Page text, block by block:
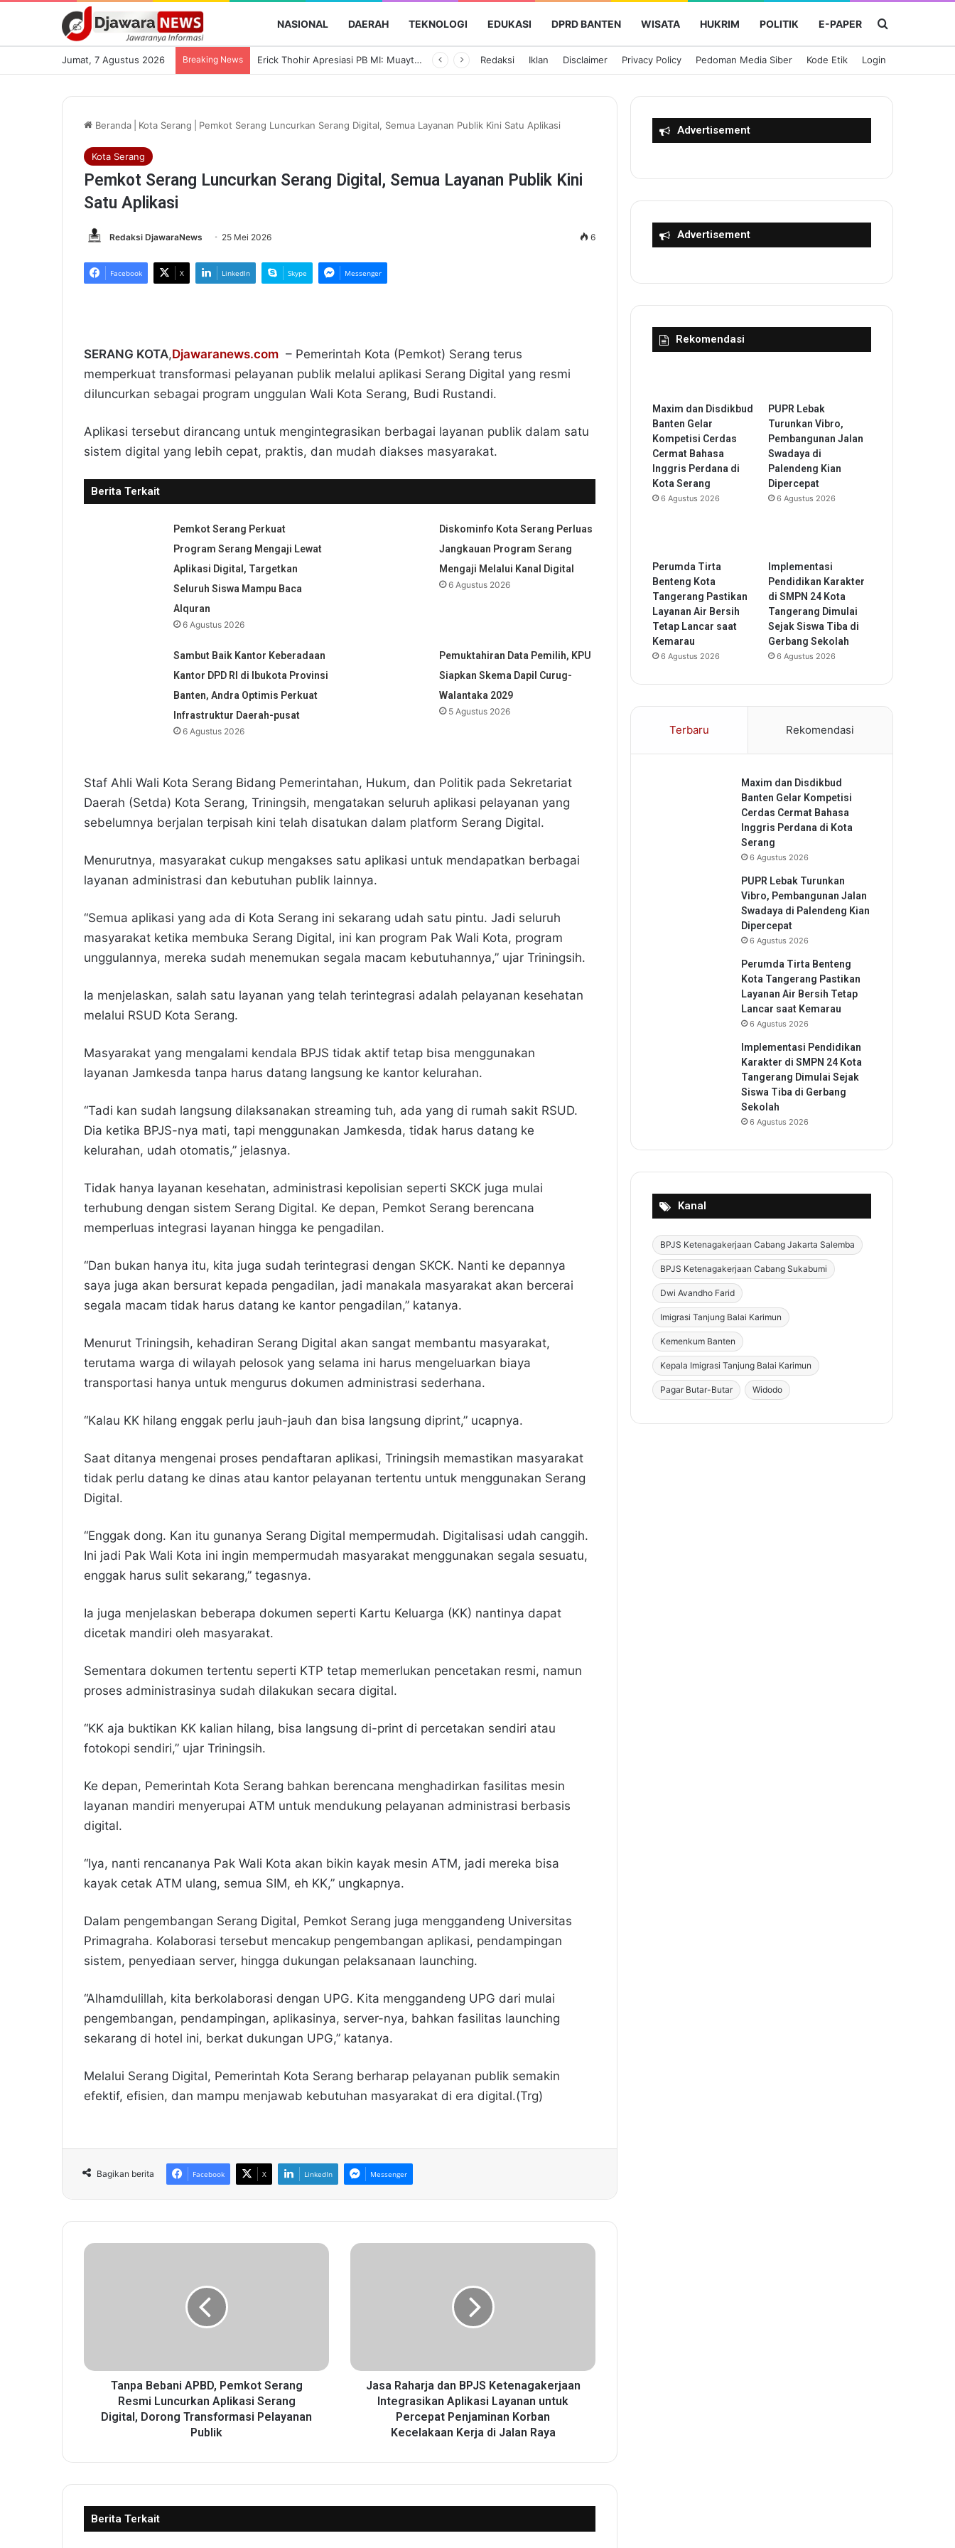
NASIONAL DAERAH TEKNOLOGI EDUKASI DPRD BANTEN WISATA HUKRIM POLITIK E-PAPER Cari Berita
Jumat, 7 Agustus 2026 Breaking News Erick Thohir Apresiasi PB MI: Muaythai Aerobik Bukti Olahraga Bela Diri Mudah Diterima Masyarakat Redaksi Iklan Disclaimer Privacy Policy Pedoman Media Siber Kode Etik Login
Beranda Kota Serang Pemkot Serang Luncurkan Serang Digital, Semua Layanan Publik Kini Satu Aplikasi
Kota Serang
Pemkot Serang Luncurkan Serang Digital, Semua Layanan Publik Kini
Satu Aplikasi
Redaksi DjawaraNews 25 Mei 2026 6
Facebook X LinkedIn Skype Messenger
SERANG KOTA,Djawaranews.com – Pemerintah Kota (Pemkot) Serang terus
memperkuat transformasi pelayanan publik melalui aplikasi Serang Digital yang resmi
diluncurkan sebagai program unggulan Wali Kota Serang, Budi Rustandi.
Aplikasi tersebut dirancang untuk mengintegrasikan berbagai layanan publik dalam satu
sistem digital yang lebih cepat, praktis, dan mudah diakses masyarakat.
Berita Terkait
Pemkot Serang Perkuat
Program Serang Mengaji Lewat
Aplikasi Digital, Targetkan
Seluruh Siswa Mampu Baca
Alquran
6 Agustus 2026
Diskominfo Kota Serang Perluas
Jangkauan Program Serang
Mengaji Melalui Kanal Digital
6 Agustus 2026
Sambut Baik Kantor Keberadaan
Kantor DPD RI di Ibukota Provinsi
Banten, Andra Optimis Perkuat
Infrastruktur Daerah-pusat
6 Agustus 2026
Pemuktahiran Data Pemilih, KPU
Siapkan Skema Dapil Curug-
Walantaka 2029
5 Agustus 2026
Staf Ahli Wali Kota Serang Bidang Pemerintahan, Hukum, dan Politik pada Sekretariat
Daerah (Setda) Kota Serang, Triningsih, mengatakan seluruh aplikasi pelayanan yang
sebelumnya berjalan terpisah kini telah disatukan dalam platform Serang Digital.
Menurutnya, masyarakat cukup mengakses satu aplikasi untuk mendapatkan berbagai
layanan administrasi dan kebutuhan publik lainnya.
“Semua aplikasi yang ada di Kota Serang ini sekarang udah satu pintu. Jadi seluruh
masyarakat ketika membuka Serang Digital, ini kan program Pak Wali Kota, program
unggulannya, mereka sudah menemukan segala macam kebutuhannya,” ujar Triningsih.
Ia menjelaskan, salah satu layanan yang telah terintegrasi adalah pelayanan kesehatan
melalui RSUD Kota Serang.
Masyarakat yang mengalami kendala BPJS tidak aktif tetap bisa menggunakan
layanan Jamkesda tanpa harus datang langsung ke kantor kelurahan.
“Tadi kan sudah langsung dilaksanakan streaming tuh, ada yang di rumah sakit RSUD.
Dia ketika BPJS-nya mati, tapi menggunakan Jamkesda, tidak harus datang ke
kelurahan, udah otomatis,” jelasnya.
Tidak hanya layanan kesehatan, administrasi kepolisian seperti SKCK juga mulai
terhubung dengan sistem Serang Digital. Ke depan, Pemkot Serang berencana
memperluas integrasi layanan hingga ke pengadilan.
“Dan bukan hanya itu, kita juga sudah terintegrasi dengan SKCK. Nanti ke depannya
saya juga akan bersurat kepada pengadilan, jadi manakala masyarakat akan bercerai
segala macam tidak harus datang ke kantor pengadilan,” katanya.
Menurut Triningsih, kehadiran Serang Digital akan sangat membantu masyarakat,
terutama warga di wilayah pelosok yang selama ini harus mengeluarkan biaya
transportasi hanya untuk mengurus dokumen administrasi sederhana.
“Kalau KK hilang enggak perlu jauh-jauh dan bisa langsung diprint,” ucapnya.
Saat ditanya mengenai proses pendaftaran aplikasi, Triningsih memastikan masyarakat
tidak perlu datang ke dinas atau kantor pelayanan tertentu untuk menggunakan Serang
Digital.
“Enggak dong. Kan itu gunanya Serang Digital mempermudah. Digitalisasi udah canggih.
Ini jadi Pak Wali Kota ini ingin mempermudah masyarakat menggunakan segala sesuatu,
enggak harus sulit sekarang,” tegasnya.
Ia juga menjelaskan beberapa dokumen seperti Kartu Keluarga (KK) nantinya dapat
dicetak mandiri oleh masyarakat.
Sementara dokumen tertentu seperti KTP tetap memerlukan pencetakan resmi, namun
proses administrasinya sudah dilakukan secara digital.
“KK aja buktikan KK kalian hilang, bisa langsung di-print di percetakan sendiri atau
fotokopi sendiri,” ujar Triningsih.
Ke depan, Pemerintah Kota Serang bahkan berencana menghadirkan fasilitas mesin
layanan mandiri menyerupai ATM untuk mendukung pelayanan administrasi berbasis
digital.
“Iya, nanti rencananya Pak Wali Kota akan bikin kayak mesin ATM, jadi mereka bisa
kayak cetak ATM ulang, semua SIM, eh KK,” ungkapnya.
Dalam pengembangan Serang Digital, Pemkot Serang juga menggandeng Universitas
Primagraha. Kolaborasi tersebut mencakup pengembangan aplikasi, pendampingan
sistem, penyediaan server, hingga dukungan pelaksanaan launching.
“Alhamdulillah, kita berkolaborasi dengan UPG. Kita menggandeng UPG dari mulai
pengembangan, pendampingan, aplikasinya, server-nya, bahkan fasilitas launching
sekarang di hotel ini, berkat dukungan UPG,” katanya.
Melalui Serang Digital, Pemerintah Kota Serang berharap pelayanan publik semakin
efektif, efisien, dan mampu menjawab kebutuhan masyarakat di era digital.(Trg)
Bagikan berita Facebook X LinkedIn Messenger
T
a
D
e
k
Tanpa Bebani APBD, Pemkot Serang
Resmi Luncurkan Aplikasi Serang
Digital, Dorong Transformasi Pelayanan
Publik
J
r
B
S
e
Jasa Raharja dan BPJS Ketenagakerjaan
Integrasikan Aplikasi Layanan untuk
Percepat Penjaminan Korban
Kecelakaan Kerja di Jalan Raya
Berita Terkait
Advertisement
Advertisement
Rekomendasi
Maxim dan Disdikbud
Banten Gelar
Kompetisi Cerdas
Cermat Bahasa
Inggris Perdana di
Kota Serang
6 Agustus 2026
PUPR Lebak
Turunkan Vibro,
Pembangunan Jalan
Swadaya di
Palendeng Kian
Dipercepat
6 Agustus 2026
Perumda Tirta
Benteng Kota
Tangerang Pastikan
Layanan Air Bersih
Tetap Lancar saat
Kemarau
6 Agustus 2026
Implementasi
Pendidikan Karakter
di SMPN 24 Kota
Tangerang Dimulai
Sejak Siswa Tiba di
Gerbang Sekolah
6 Agustus 2026
Terbaru Rekomendasi
Maxim dan Disdikbud
Banten Gelar Kompetisi
Cerdas Cermat Bahasa
Inggris Perdana di Kota
Serang
6 Agustus 2026
PUPR Lebak Turunkan
Vibro, Pembangunan Jalan
Swadaya di Palendeng Kian
Dipercepat
6 Agustus 2026
Perumda Tirta Benteng
Kota Tangerang Pastikan
Layanan Air Bersih Tetap
Lancar saat Kemarau
6 Agustus 2026
Implementasi Pendidikan
Karakter di SMPN 24 Kota
Tangerang Dimulai Sejak
Siswa Tiba di Gerbang
Sekolah
6 Agustus 2026
Kanal
BPJS Ketenagakerjaan Cabang Jakarta Salemba
BPJS Ketenagakerjaan Cabang Sukabumi
Dwi Avandho Farid
Imigrasi Tanjung Balai Karimun
Kemenkum Banten
Kepala Imigrasi Tanjung Balai Karimun
Pagar Butar-Butar Widodo